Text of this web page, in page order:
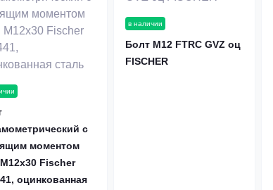
с
моментом
Fischer
оцинкованная
в наличии
Болт М12 FTRC GVZ оц
FISCHER